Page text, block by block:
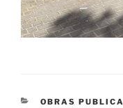
CATEGORÍAS
OBRAS